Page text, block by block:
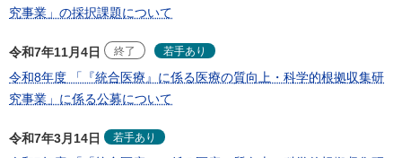
究事業」の採択課題について
令和7年11月4日 終了 若手あり
令和8年度 「『統合医療』に係る医療の質向上・科学的根拠収集研
究事業」に係る公募について
令和7年3月14日 若手あり